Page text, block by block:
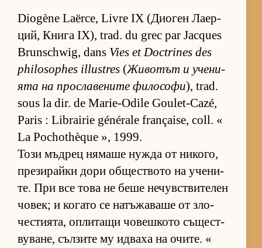
Diogène Laërce, Livre IX (Ди­о­ген Ла­ер­
ций, Книга IX), trad. du grec par Jacques
Brunschwig, dans Vies et Doctrines des
philosophes illustres (Жи­во­тът и уче­ни­
ята на прос­ла­ве­ните фи­ло­софи), trad.
sous la dir. de Marie-Odile Goulet-Cazé,
Paris : Librairie générale française, coll. «
La Pochothèque », 1999.
Този мъд­рец ня­маше нужда от ни­ко­го,
пре­зи­райки дори об­щес­т­вото на уче­ни­
те. При все това не беше не­чув­с­т­ви­те­лен
чо­век; и ко­гато се на­тъ­жа­ваше от зло­
чес­ти­я­та, оп­ли­тащи чо­веш­кото съ­щес­т­
ву­ва­не, съл­зите му ид­ваха на очи­те. «